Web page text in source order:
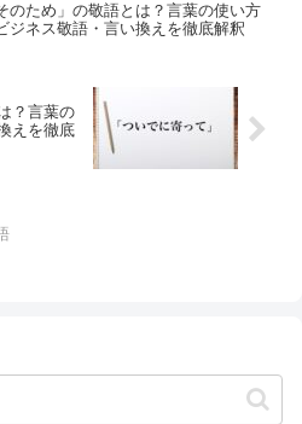
のため」の敬語とは？言葉の使い方
ジネス敬語・言い換えを徹底解釈
？言葉の
えを徹底